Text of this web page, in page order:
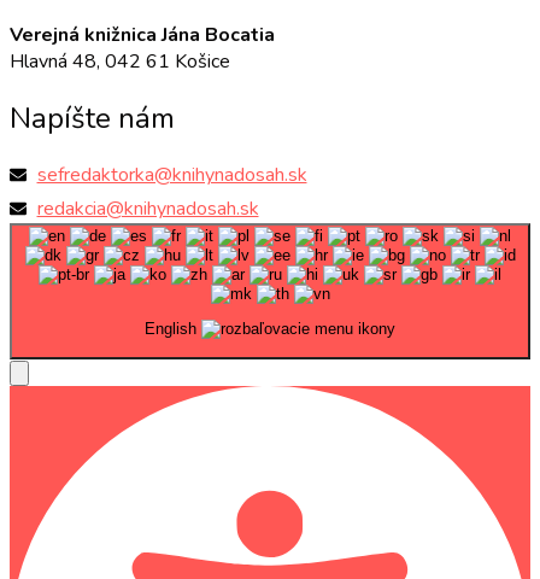
Verejná knižnica Jána Bocatia
Hlavná 48, 042 61 Košice
Napíšte nám
sefredaktorka@knihynadosah.sk
redakcia@knihynadosah.sk
English